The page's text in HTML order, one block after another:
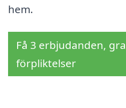
hem.
Få 3 erbjudanden,
förpliktelser